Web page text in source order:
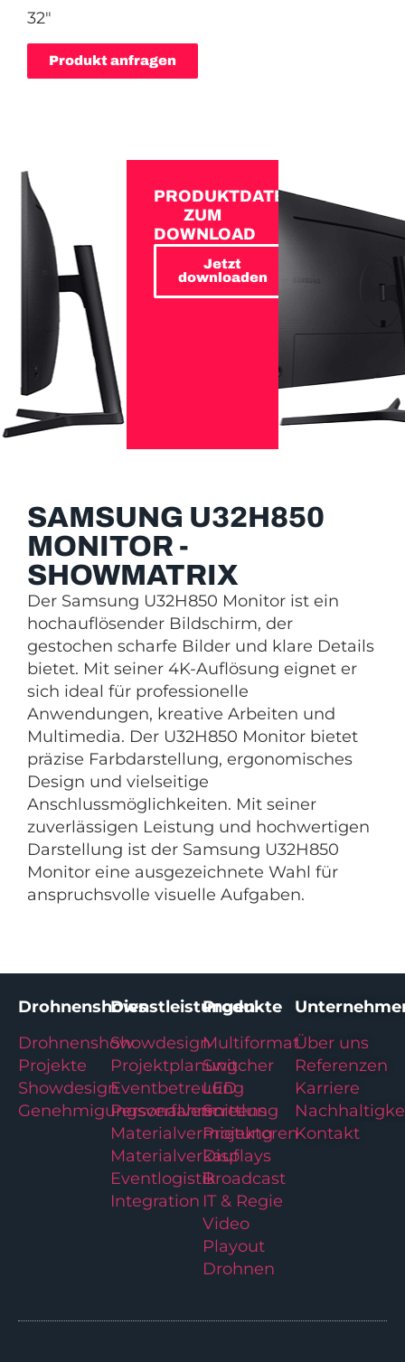
32″
Produkt anfragen
PRODUKTDATEN
ZUM
DOWNLOAD
Jetzt
downloaden
SAMSUNG U32H850
MONITOR -
SHOWMATRIX
Der Samsung U32H850 Monitor ist ein
hochauflösender Bildschirm, der
gestochen scharfe Bilder und klare Details
bietet. Mit seiner 4K-Auflösung eignet er
sich ideal für professionelle
Anwendungen, kreative Arbeiten und
Multimedia. Der U32H850 Monitor bietet
präzise Farbdarstellung, ergonomisches
Design und vielseitige
Anschlussmöglichkeiten. Mit seiner
zuverlässigen Leistung und hochwertigen
Darstellung ist der Samsung U32H850
Monitor eine ausgezeichnete Wahl für
anspruchsvolle visuelle Aufgaben.
Drohnenshows
Drohnenshow
Projekte
Showdesign
Genehmigungsverfahren
Dienstleistungen
Showdesign
Projektplanung
Eventbetreuung
Personalvermittlung
Materialvermietung
Materialverkauf
Eventlogistik
Integration
Produkte
Multiformat
Switcher
LED
Screens
Projektoren
Displays
Broadcast
IT & Regie
Video
Playout
Drohnen
Über uns
Referenzen
Karriere
Kontakt